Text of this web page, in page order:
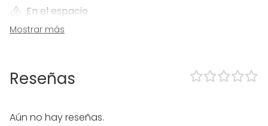
En el espacio
Alojamiento
Zona exterior
Parking
Accesible minusválidos
Mostrar más
Reseñas
Aún no hay reseñas.